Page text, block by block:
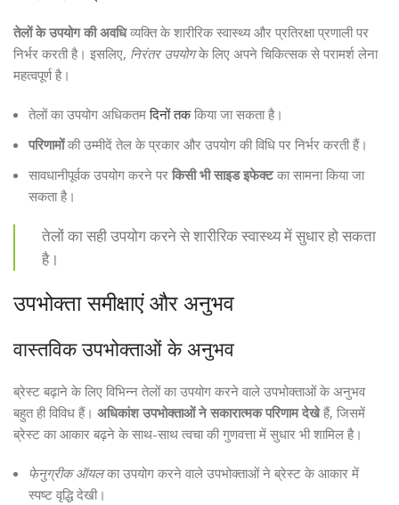
तेलों के उपयोग की अवधिव्यक्ति के शारीरिक स्वास्थ्य और प्रतिरक्षा प्रणाली पर
निर्भर करती है। इसलिए, निरंतर उपयोगके लिए अपने चिकित्सक से परामर्श लेना
महत्वपूर्ण है।
तेलों का उपयोग अधिकतमदिनों तककिया जा सकता है।
परिणामोंकी उम्मीदें तेल के प्रकार और उपयोग की विधि पर निर्भर करती हैं।
सावधानीपूर्वक उपयोग करने पर किसी भी साइड इफेक्टका सामना किया जा
सकता है।
तेलों का सही उपयोग करने से शारीरिक स्वास्थ्य में सुधार हो सकता
है।
उपभोक्ता समीक्षाएं और अनुभव
वास्तविक उपभोक्ताओं के अनुभव
ब्रेस्ट बढ़ाने के लिए विभिन्न तेलों का उपयोग करने वाले उपभोक्ताओं के अनुभव
बहुत ही विविध हैं। अधिकांश उपभोक्ताओं ने सकारात्मक परिणाम देखेहैं, जिसमें
ब्रेस्ट का आकार बढ़ने के साथ-साथ त्वचा की गुणवत्ता में सुधार भी शामिल है।
फेनुग्रीक ऑयलका उपयोग करने वाले उपभोक्ताओं ने ब्रेस्ट के आकार में
स्पष्ट वृद्धि देखी।